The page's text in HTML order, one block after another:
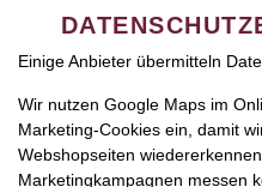
Diensteanbieter zur
Einige Anbieter übermitteln
Wir nutzen Google Maps im
Marketing-Cookies ein, damit
Webshopseiten
Marketingkampagnen messen